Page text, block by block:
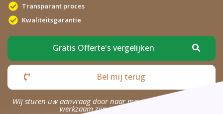
Transparant proces
Kwaliteitsgarantie
Gratis Offerte's vergelijken
Bel mij terug
Wij sturen uw aanvraag door naar maximaal 4 bedrijven die
werkzaam zijn in uw omgeving.